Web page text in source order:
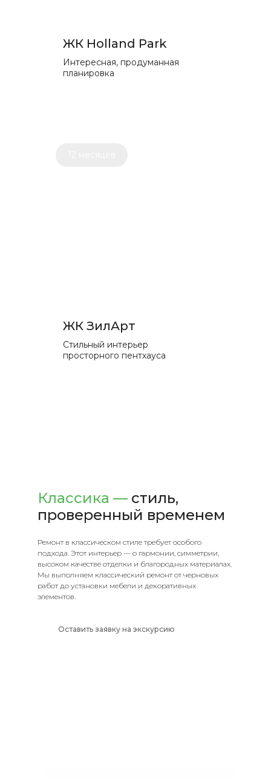
ЖК Holland Park
Интересная, продуманная
планировка
ЖК ЗилАрт
Стильный интерьер
просторного пентхауса
Классика — стиль,
проверенный временем
Ремонт в классическом стиле требует особого
подхода. Этот интерьер — о гармонии, симметрии,
высоком качестве отделки и благородных материалах.
Мы выполняем классический ремонт от черновых
работ до установки мебели и декоративных
элементов.
Оставить заявку на экскурсию